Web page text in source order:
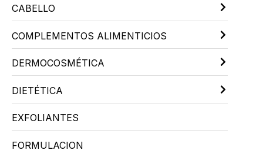
CABELLO
COMPLEMENTOS ALIMENTICIOS
DERMOCOSMÉTICA
DIETÉTICA
EXFOLIANTES
FORMULACION